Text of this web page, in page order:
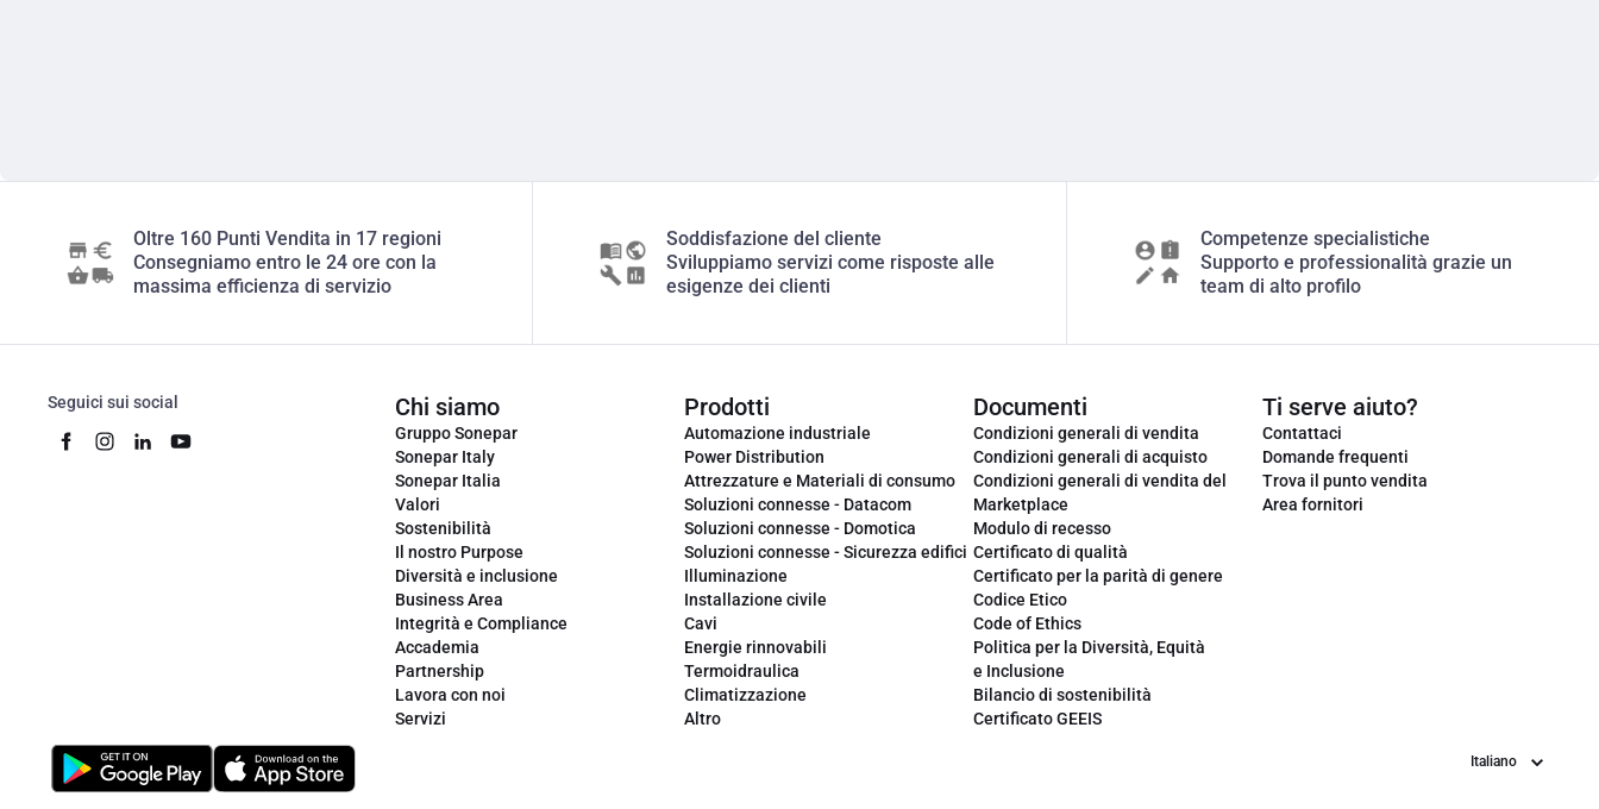
Oltre 160 Punti Vendita in 17 regioni
Consegniamo entro le 24 ore con la
massima efficienza di servizio
Soddisfazione del cliente
Sviluppiamo servizi come risposte alle
esigenze dei clienti
Competenze specialistiche
Supporto e professionalità grazie un
team di alto profilo
Seguici sui social Chi siamo
Gruppo Sonepar
Sonepar Italy
Sonepar Italia
Valori
Sostenibilità
Il nostro Purpose
Diversità e inclusione
Business Area
Integrità e Compliance
Accademia
Partnership
Lavora con noi
Servizi
Prodotti
Automazione industriale
Power Distribution
Attrezzature e Materiali di consumo
Soluzioni connesse - Datacom
Soluzioni connesse - Domotica
Soluzioni connesse - Sicurezza edifici
Illuminazione
Installazione civile
Cavi
Energie rinnovabili
Termoidraulica
Climatizzazione
Altro
Documenti
Condizioni generali di vendita
Condizioni generali di acquisto
Condizioni generali di vendita del
Marketplace
Modulo di recesso
Certificato di qualità
Certificato per la parità di genere
Codice Etico
Code of Ethics
Politica per la Diversità, Equità
e Inclusione
Bilancio di sostenibilità
Certificato GEEIS
Ti serve aiuto?
Contattaci
Domande frequenti
Trova il punto vendita
Area fornitori
Lingua